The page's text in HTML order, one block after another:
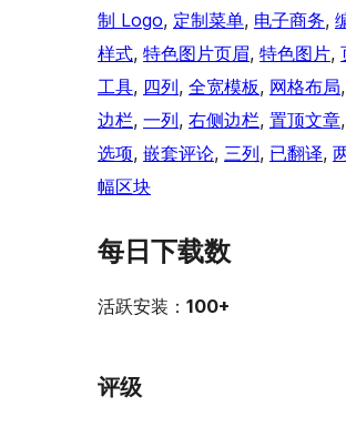
制 Logo, 定制菜单, 电子商务,
样式, 特色图片页眉, 特色图片,
工具, 四列, 全宽模板, 网格布局,
边栏, 一列, 右侧边栏, 置顶文章,
选项, 嵌套评论, 三列, 已翻译,
幅区块
每日下载数
活跃安装： 100+
评级